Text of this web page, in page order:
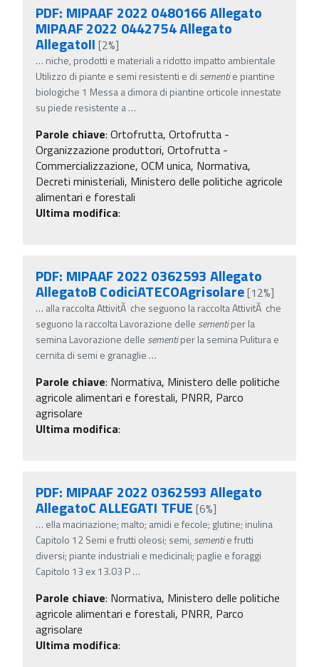
PDF: MIPAAF 2022 0480166 Allegato
MIPAAF 2022 0442754 Allegato
AllegatoII [2%]
… niche, prodotti e materiali a ridotto impatto ambientale
Utilizzo di piante e semi resistenti e di sementie piantine
biologiche 1 Messa a dimora di piantine orticole innestate
su piede resistente a…
Parole chiave: Ortofrutta, Ortofrutta -
Organizzazione produttori, Ortofrutta -
Commercializzazione, OCM unica, Normativa,
Decreti ministeriali, Ministero delle politiche agricole
alimentari e forestali
Ultima modifica:
PDF: MIPAAF 2022 0362593 Allegato
AllegatoB CodiciATECOAgrisolare[12%]
… alla raccolta AttivitÃ che seguono la raccolta AttivitÃ che
seguono la raccolta Lavorazione delle sementiper la
semina Lavorazione delle sementiper la semina Pulitura e
cernita di semi e granaglie …
Parole chiave: Normativa, Ministero delle politiche
agricole alimentari e forestali, PNRR, Parco
agrisolare
Ultima modifica:
PDF: MIPAAF 2022 0362593 Allegato
AllegatoC ALLEGATI TFUE [6%]
… ella macinazione; malto; amidi e fecole; glutine; inulina
Capitolo 12 Semi e frutti oleosi; semi, sementie frutti
diversi; piante industriali e medicinali; paglie e foraggi
Capitolo 13 ex 13.03 P…
Parole chiave: Normativa, Ministero delle politiche
agricole alimentari e forestali, PNRR, Parco
agrisolare
Ultima modifica: